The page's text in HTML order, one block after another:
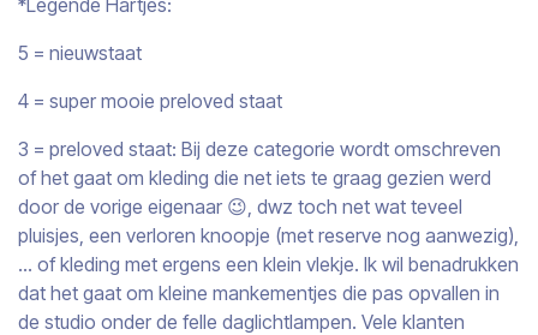
5 = nieuwstaat
4 = super mooie preloved staat
3 = preloved staat: Bij deze categorie wordt omschreven
of het gaat om kleding die net iets te graag gezien werd
door de vorige eigenaar 😉, dwz toch net wat teveel
pluisjes, een verloren knoopje (met reserve nog aanwezig),
… of kleding met ergens een klein vlekje. Ik wil benadrukken
dat het gaat om kleine mankementjes die pas opvallen in
de studio onder de felle daglichtlampen. Vele klanten